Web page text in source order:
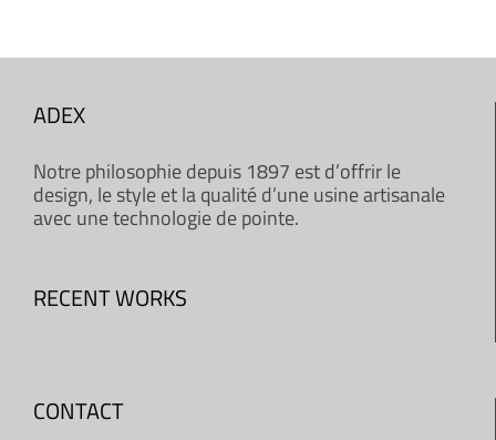
ADEX
Notre philosophie depuis 1897 est d’offrir le
design, le style et la qualité d’une usine artisanale
avec une technologie de pointe.
RECENT WORKS
CONTACT